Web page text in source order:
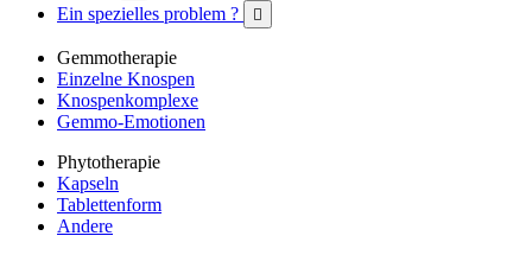
Ein spezielles problem ? 
Gemmotherapie
Einzelne Knospen
Knospenkomplexe
Gemmo-Emotionen
Phytotherapie
Kapseln
Tablettenform
Andere